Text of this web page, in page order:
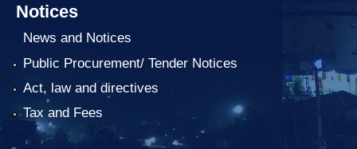
Notices
News and Notices
Public Procurement/ Tender Notices
Act, law and directives
Tax and Fees